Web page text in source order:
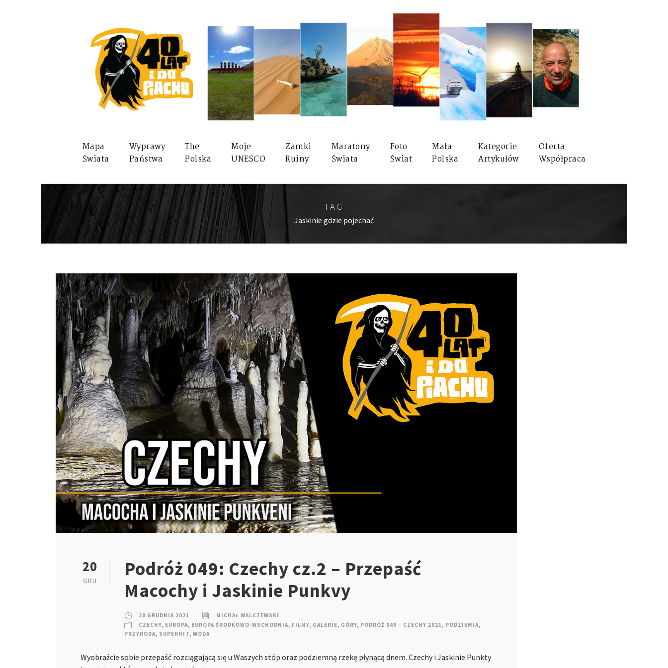
Mapa
Świata
Wyprawy
Państwa
The
Polska
Moje
UNESCO
Zamki
Ruiny
Maratony
Świata
Foto
Świat
Mała
Polska
Kategorie
Artykułów
Oferta
Współpraca
TAG
Jaskinie gdzie pojechać
20
GRU
Podróż 049: Czechy cz.2 – Przepaść
Macochy i Jaskinie Punkvy
20 GRUDNIA 2021
MICHAŁ WALCZEWSKI
CZECHY, EUROPA, EUROPA ŚRODKOWO-WSCHODNIA, FILMY, GALERIE, GÓRY, PODRÓŻ 049 – CZECHY 2021 , PODZIEMIA,
PRZYRODA, SUPERHIT, WODA
Wyobraźcie sobie przepaść rozciągającą się u Waszych stóp oraz podziemną rzekę płynącą dnem. Czechy i Jaskinie Punkty